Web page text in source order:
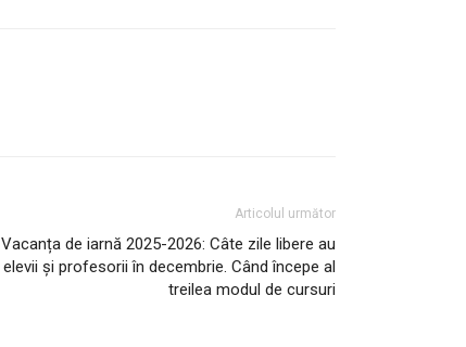
Articolul următor
Vacanța de iarnă 2025-2026: Câte zile libere au
elevii și profesorii în decembrie. Când începe al
treilea modul de cursuri